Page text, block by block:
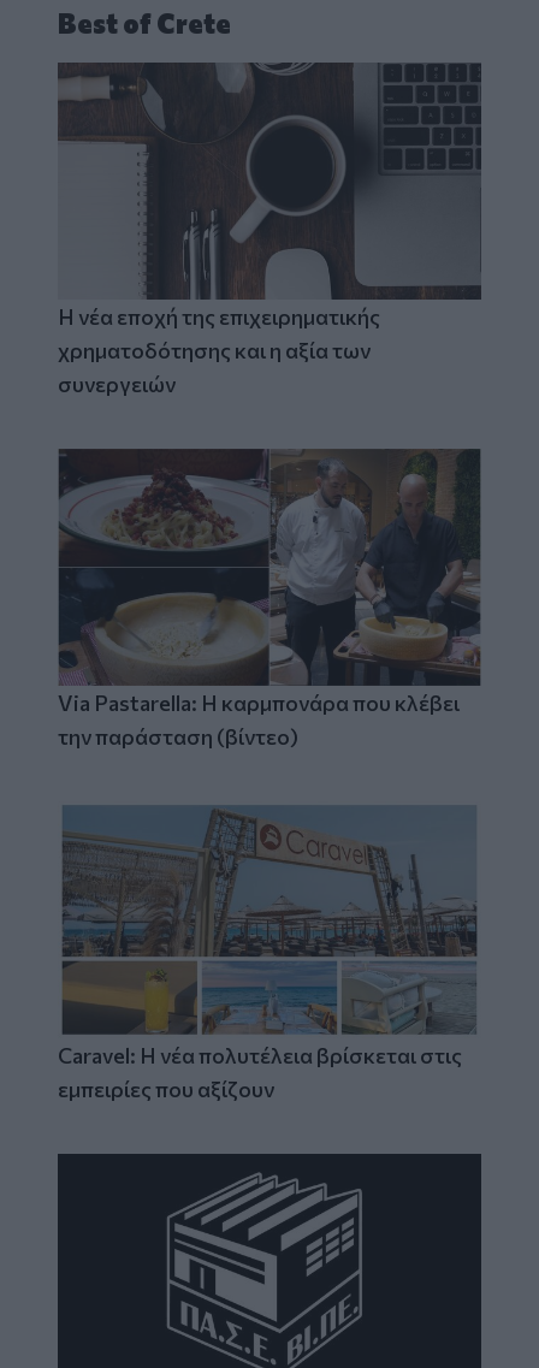
Best of Crete
Η νέα εποχή της επιχειρηματικής
χρηματοδότησης και η αξία των
συνεργειών
Via Pastarella: Η καρμπονάρα που κλέβει
την παράσταση (βίντεο)
Caravel: Η νέα πολυτέλεια βρίσκεται στις
εμπειρίες που αξίζουν